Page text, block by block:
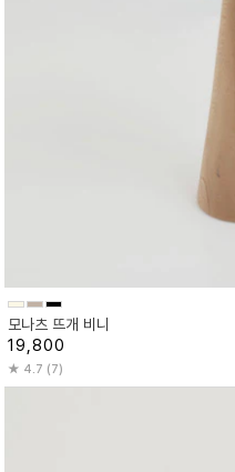
모나츠 뜨개 비니
19,800
4.7 (7)